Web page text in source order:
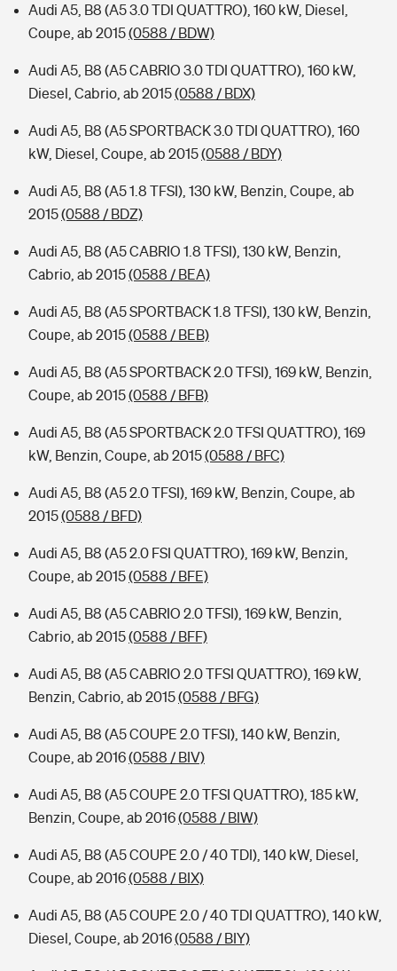
Audi A5, B8 (A5 3.0 TDI QUATTRO), 160 kW, Diesel,
Coupe, ab 2015(0588 / BDW)
Audi A5, B8 (A5 CABRIO 3.0 TDI QUATTRO), 160 kW,
Diesel, Cabrio, ab 2015(0588 / BDX)
Audi A5, B8 (A5 SPORTBACK 3.0 TDI QUATTRO), 160
kW, Diesel, Coupe, ab 2015(0588 / BDY)
Audi A5, B8 (A5 1.8 TFSI), 130 kW, Benzin, Coupe, ab
2015(0588 / BDZ)
Audi A5, B8 (A5 CABRIO 1.8 TFSI), 130 kW, Benzin,
Cabrio, ab 2015(0588 / BEA)
Audi A5, B8 (A5 SPORTBACK 1.8 TFSI), 130 kW, Benzin,
Coupe, ab 2015(0588 / BEB)
Audi A5, B8 (A5 SPORTBACK 2.0 TFSI), 169 kW, Benzin,
Coupe, ab 2015(0588 / BFB)
Audi A5, B8 (A5 SPORTBACK 2.0 TFSI QUATTRO), 169
kW, Benzin, Coupe, ab 2015(0588 / BFC)
Audi A5, B8 (A5 2.0 TFSI), 169 kW, Benzin, Coupe, ab
2015(0588 / BFD)
Audi A5, B8 (A5 2.0 FSI QUATTRO), 169 kW, Benzin,
Coupe, ab 2015(0588 / BFE)
Audi A5, B8 (A5 CABRIO 2.0 TFSI), 169 kW, Benzin,
Cabrio, ab 2015(0588 / BFF)
Audi A5, B8 (A5 CABRIO 2.0 TFSI QUATTRO), 169 kW,
Benzin, Cabrio, ab 2015(0588 / BFG)
Audi A5, B8 (A5 COUPE 2.0 TFSI), 140 kW, Benzin,
Coupe, ab 2016(0588 / BIV)
Audi A5, B8 (A5 COUPE 2.0 TFSI QUATTRO), 185 kW,
Benzin, Coupe, ab 2016(0588 / BIW)
Audi A5, B8 (A5 COUPE 2.0 / 40 TDI), 140 kW, Diesel,
Coupe, ab 2016(0588 / BIX)
Audi A5, B8 (A5 COUPE 2.0 / 40 TDI QUATTRO), 140 kW,
Diesel, Coupe, ab 2016(0588 / BIY)